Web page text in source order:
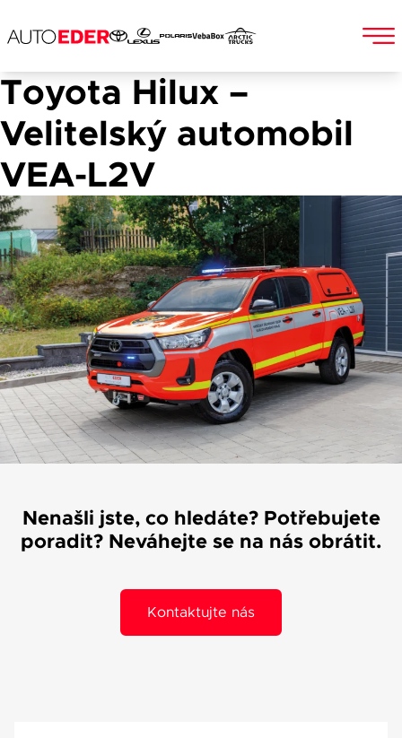
Skip
to
content
Toyota Hilux –
Velitelský automobil
VEA-L2V
Nenašli jste, co hledáte? Potřebujete
poradit? Neváhejte se na nás obrátit.
Kontaktujte nás
Jméno a příjmení
E-mail
Telefon
Popis
Souhlasím se zpracovánímosobních údajů
Váše zpráva byla
odeslána. Děkujeme
za Váš zájem!
Při odesílání se
vyskytla chyba.
Zkuste to prosím za